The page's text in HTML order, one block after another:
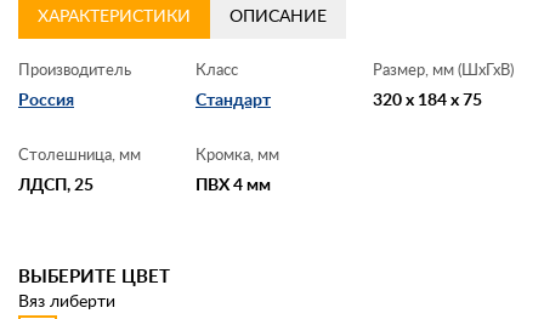
ХАРАКТЕРИСТИКИ ОПИСАНИЕ
Производитель
Россия
Класс
Стандарт
Размер, мм (ШхГхВ)
320 x 184 x 75
Столешница, мм
ЛДСП, 25
Кромка, мм
ПВХ 4 мм
ВЫБЕРИТЕ ЦВЕТ
Вяз либерти